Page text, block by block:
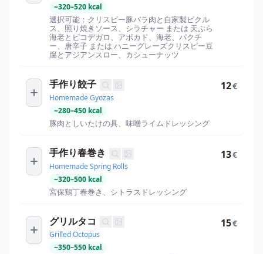
~320–520 kcal
選択可能：クリスピー豚バラ肉と自家製ピクル
ス、照り焼きソース、シラチャー または 天ぷら
海老とピコデガロ、アボカド、海老、パクチ
ー、唐辛子 または ハニーグレーズクリスピー豆
腐とアジアンスロー、カシューナッツ
手作り餃子
Homemade Gyozas
~280–450 kcal
豚肉としいたけの具、味噌ライムドレッシング
12€
手作り春巻き
Homemade Spring Rolls
~320–500 kcal
宮保鶏丁春巻き、シトラスドレッシング
13€
グリルタコ
Grilled Octopus
~350–550 kcal
15€